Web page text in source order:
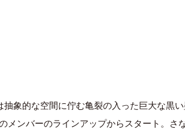
抽象的な空間に佇む亀裂の入った巨大な黒
メンバーのラインアップからスタート。